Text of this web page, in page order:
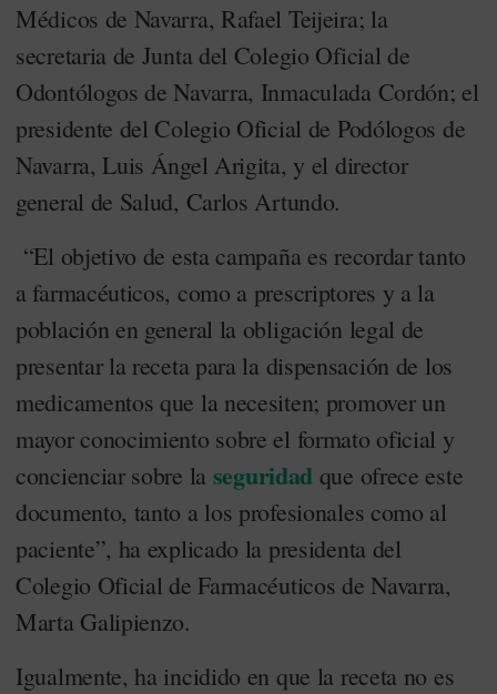
Médicos de Navarra, Rafael Teijeira; la
secretaria de Junta del Colegio Oficial de
Odontólogos de Navarra, Inmaculada Cordón; el
presidente del Colegio Oficial de Podólogos de
Navarra, Luis Ángel Arigita, y el director
general de Salud, Carlos Artundo.
“El objetivo de esta campaña es recordar tanto
a farmacéuticos, como a prescriptores y a la
población en general la obligación legal de
presentar la receta para la dispensación de los
medicamentos que la necesiten; promover un
mayor conocimiento sobre el formato oficial y
concienciar sobre la seguridad que ofrece este
documento, tanto a los profesionales como al
paciente”, ha explicado la presidenta del
Colegio Oficial de Farmacéuticos de Navarra,
Marta Galipienzo.
Igualmente, ha incidido en que la receta no es